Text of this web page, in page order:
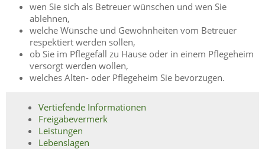
wen Sie sich als Betreuer wünschen und wen Sie
ablehnen,
welche Wünsche und Gewohnheiten vom Betreuer
respektiert werden sollen,
ob Sie im Pflegefall zu Hause oder in einem Pflegeheim
versorgt werden wollen,
welches Alten- oder Pflegeheim Sie bevorzugen.
Vertiefende Informationen
Freigabevermerk
Leistungen
Lebenslagen